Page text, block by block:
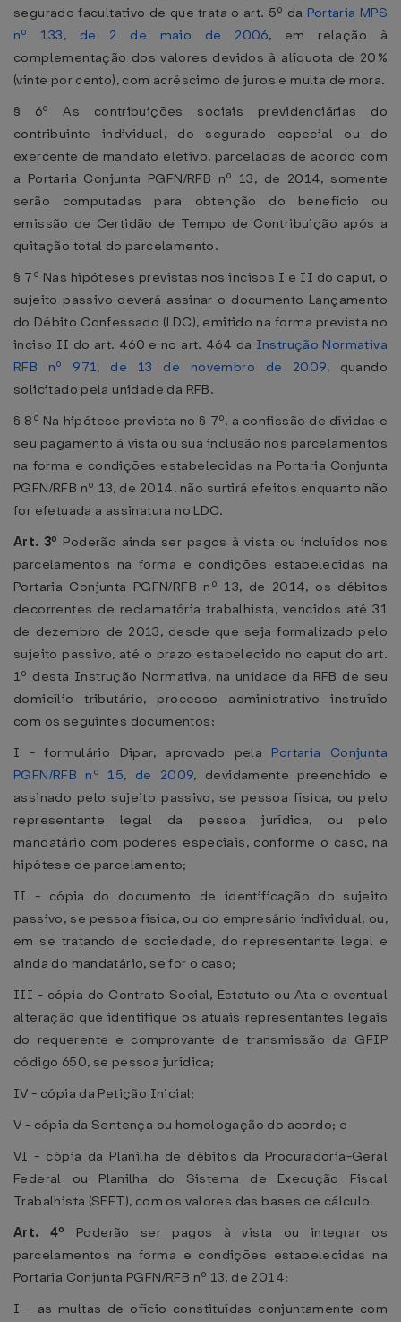
segurado facultativo de que trata o art. 5º da Portaria MPS
nº 133, de 2 de maio de 2006, em relação à
complementação dos valores devidos à alíquota de 20%
(vinte por cento), com acréscimo de juros e multa de mora.
§ 6º As contribuições sociais previdenciárias do
contribuinte individual, do segurado especial ou do
exercente de mandato eletivo, parceladas de acordo com
a Portaria Conjunta PGFN/RFB nº 13, de 2014, somente
serão computadas para obtenção do benefício ou
emissão de Certidão de Tempo de Contribuição após a
quitação total do parcelamento.
§ 7º Nas hipóteses previstas nos incisos I e II do caput, o
sujeito passivo deverá assinar o documento Lançamento
do Débito Confessado (LDC), emitido na forma prevista no
inciso II do art. 460 e no art. 464 da Instrução Normativa
RFB nº 971, de 13 de novembro de 2009, quando
solicitado pela unidade da RFB.
§ 8º Na hipótese prevista no § 7º, a confissão de dívidas e
seu pagamento à vista ou sua inclusão nos parcelamentos
na forma e condições estabelecidas na Portaria Conjunta
PGFN/RFB nº 13, de 2014, não surtirá efeitos enquanto não
for efetuada a assinatura no LDC.
Art. 3º Poderão ainda ser pagos à vista ou incluídos nos
parcelamentos na forma e condições estabelecidas na
Portaria Conjunta PGFN/RFB nº 13, de 2014, os débitos
decorrentes de reclamatória trabalhista, vencidos até 31
de dezembro de 2013, desde que seja formalizado pelo
sujeito passivo, até o prazo estabelecido no caput do art.
1º desta Instrução Normativa, na unidade da RFB de seu
domicílio tributário, processo administrativo instruído
com os seguintes documentos:
I - formulário Dipar, aprovado pela Portaria Conjunta
PGFN/RFB nº 15, de 2009, devidamente preenchido e
assinado pelo sujeito passivo, se pessoa física, ou pelo
representante legal da pessoa jurídica, ou pelo
mandatário com poderes especiais, conforme o caso, na
hipótese de parcelamento;
II - cópia do documento de identificação do sujeito
passivo, se pessoa física, ou do empresário individual, ou,
em se tratando de sociedade, do representante legal e
ainda do mandatário, se for o caso;
III - cópia do Contrato Social, Estatuto ou Ata e eventual
alteração que identifique os atuais representantes legais
do requerente e comprovante de transmissão da GFIP
código 650, se pessoa jurídica;
IV - cópia da Petição Inicial;
V - cópia da Sentença ou homologação do acordo; e
VI - cópia da Planilha de débitos da Procuradoria-Geral
Federal ou Planilha do Sistema de Execução Fiscal
Trabalhista (SEFT), com os valores das bases de cálculo.
Art. 4º Poderão ser pagos à vista ou integrar os
parcelamentos na forma e condições estabelecidas na
Portaria Conjunta PGFN/RFB nº 13, de 2014:
I - as multas de ofício constituídas conjuntamente com